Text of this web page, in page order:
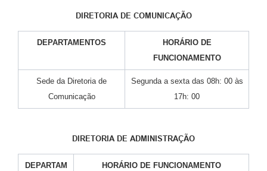
DIRETORIA DE COMUNICAÇÃO
DEPARTAMENTOS
HORÁRIO DE
FUNCIONAMENTO
Sede da Diretoria de
Comunicação
Segunda a sexta das 08h: 00 às
17h: 00
DIRETORIA DE ADMINISTRAÇÃO
DEPARTAM HORÁRIO DE FUNCIONAMENTO